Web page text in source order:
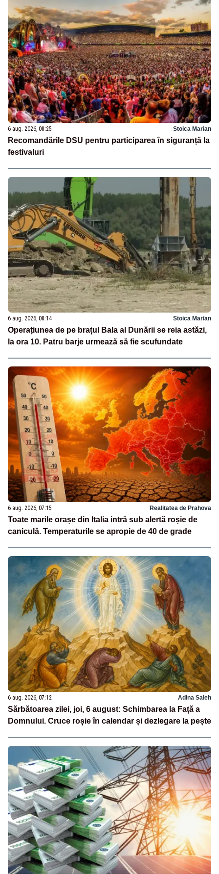
6 aug. 2026, 08:25 Stoica Marian
Recomandările DSU pentru participarea în siguranță la
festivaluri
6 aug. 2026, 08:14 Stoica Marian
Operațiunea de pe brațul Bala al Dunării se reia astăzi,
la ora 10. Patru barje urmează să fie scufundate
6 aug. 2026, 07:15 Realitatea de Prahova
Toate marile orașe din Italia intră sub alertă roșie de
caniculă. Temperaturile se apropie de 40 de grade
6 aug. 2026, 07:12 Adina Saleh
Sărbătoarea zilei, joi, 6 august: Schimbarea la Față a
Domnului. Cruce roșie în calendar și dezlegare la pește